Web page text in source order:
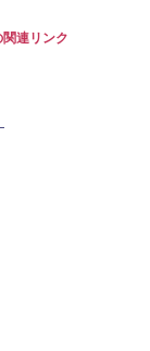
連リンク